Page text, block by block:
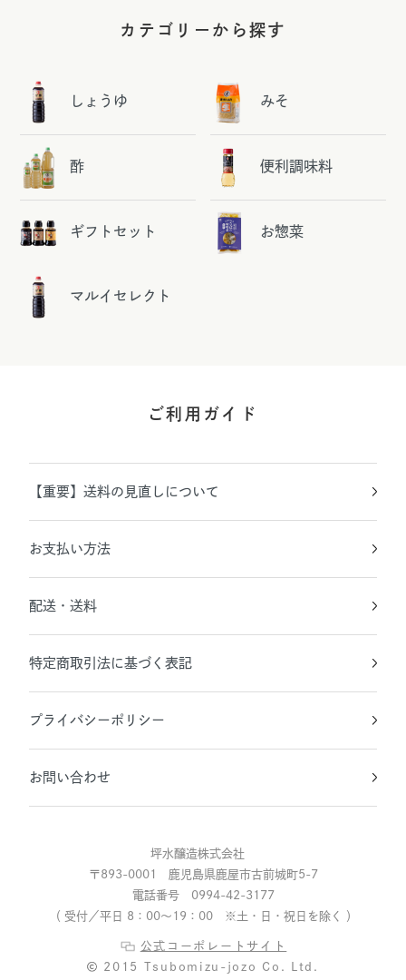
カテゴリーから探す
しょうゆ みそ
酢 便利調味料
ギフトセット お惣菜
マルイセレクト
ご利用ガイド
【重要】送料の見直しについて
お支払い方法
配送・送料
特定商取引法に基づく表記
プライバシーポリシー
お問い合わせ
坪水醸造株式会社
〒893-0001 鹿児島県鹿屋市古前城町5-7
電話番号 0994-42-3177
（ 受付／平日 8：00～19：00 ※土・日・祝日を除く ）
公式コーポレートサイト
2015 Tsubomizu-jozo Co. Ltd.